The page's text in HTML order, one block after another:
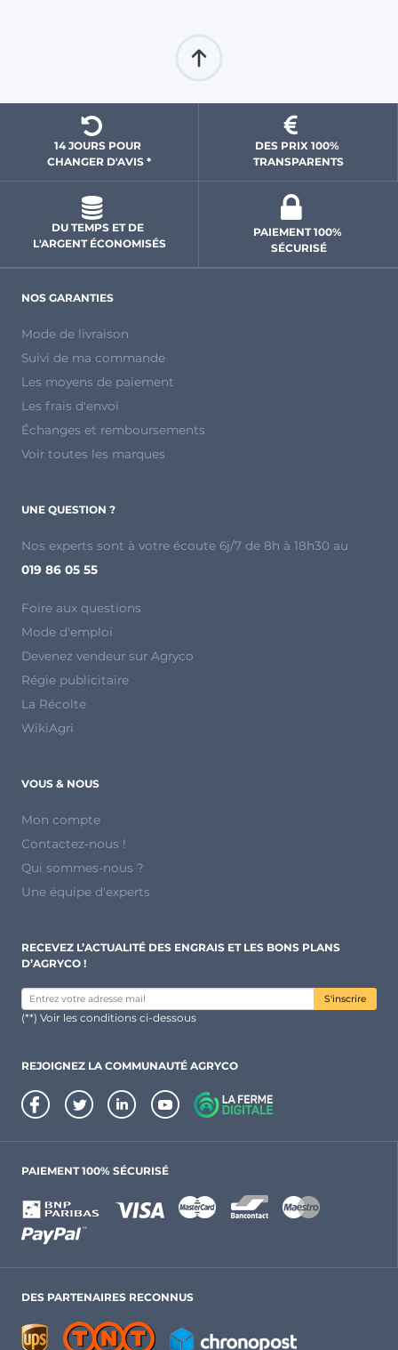
14 JOURS POUR
CHANGER D'AVIS *
DES PRIX 100%
TRANSPARENTS
DU TEMPS ET DE
L'ARGENT ÉCONOMISÉS
PAIEMENT 100%
SÉCURISÉ
NOS GARANTIES
Mode de livraison
Suivi de ma commande
Les moyens de paiement
Les frais d'envoi
Échanges et remboursements
Voir toutes les marques
UNE QUESTION ?
Nos experts sont à votre écoute 6j/7 de 8h à 18h30 au
019 86 05 55
Foire aux questions
Mode d'emploi
Devenez vendeur sur Agryco
Régie publicitaire
La Récolte
WikiAgri
VOUS & NOUS
Mon compte
Contactez-nous !
Qui sommes-nous ?
Une équipe d'experts
RECEVEZ L’ACTUALITÉ DES ENGRAIS ET LES BONS PLANS
D’AGRYCO !
S'inscrire
(**) Voir les conditions ci-dessous
REJOIGNEZ LA COMMUNAUTÉ AGRYCO
PAIEMENT 100% SÉCURISÉ
DES PARTENAIRES RECONNUS